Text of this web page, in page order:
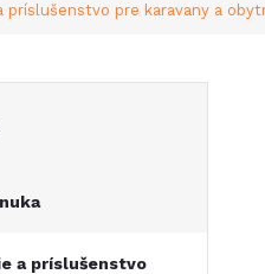
príslušenstvo pre karavany a
a príslušenstvo